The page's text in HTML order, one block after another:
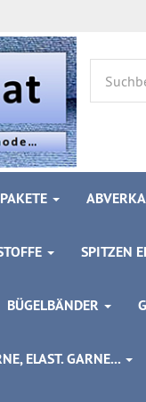
SPITZEN
BÜGELBÄNDER
ELAST. GARNE...